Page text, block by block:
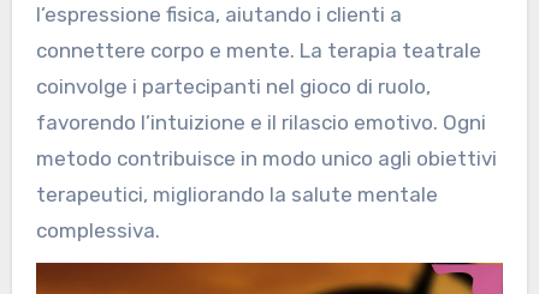
l’espressione fisica, aiutando i clienti a
connettere corpo e mente. La terapia teatrale
coinvolge i partecipanti nel gioco di ruolo,
favorendo l’intuizione e il rilascio emotivo. Ogni
metodo contribuisce in modo unico agli obiettivi
terapeutici, migliorando la salute mentale
complessiva.